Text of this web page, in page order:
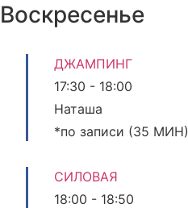
Воскресенье
ДЖАМПИНГ
17:30 - 18:00
Наташа
*по записи (35 МИН)
СИЛОВАЯ
18:00 - 18:50